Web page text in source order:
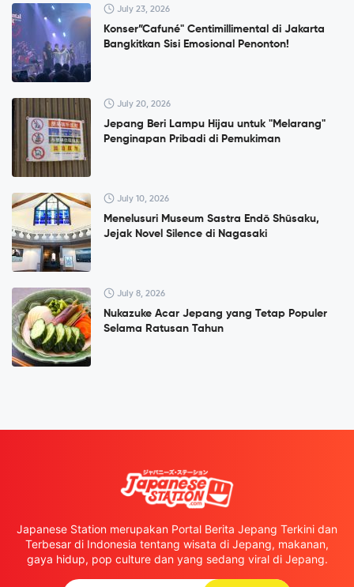
July 23, 2026
Konser”Cafuné" Centimillimental di Jakarta
Bangkitkan Sisi Emosional Penonton!
July 20, 2026
Jepang Beri Lampu Hijau untuk "Melarang"
Penginapan Pribadi di Pemukiman
July 10, 2026
Menelusuri Museum Sastra Endō Shūsaku,
Jejak Novel Silence di Nagasaki
July 8, 2026
Nukazuke Acar Jepang yang Tetap Populer
Selama Ratusan Tahun
Japanese Station merupakan Portal Berita Jepang Terkini dan
Terbesar di Indonesia tentang wisata di Jepang, makanan,
gaya hidup, pop culture dan yang sedang viral di Jepang.